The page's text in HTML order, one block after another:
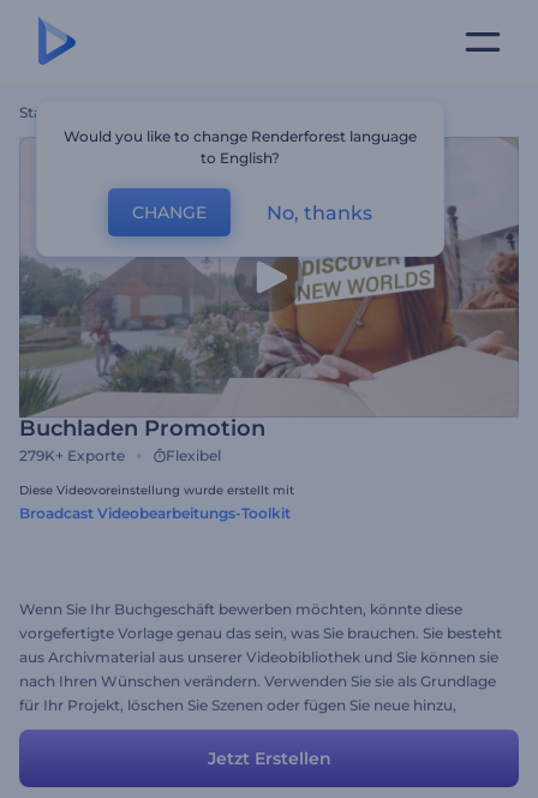
Startseite
Buchladen Promotion
279K+ Exporte Flexibel
Diese Videovoreinstellung wurde erstellt mit
Broadcast Videobearbeitungs-Toolkit
Wenn Sie Ihr Buchgeschäft bewerben möchten, könnte diese
vorgefertigte Vorlage genau das sein, was Sie brauchen. Sie besteht
aus Archivmaterial aus unserer Videobibliothek und Sie können sie
nach Ihren Wünschen verändern. Verwenden Sie sie als Grundlage
für Ihr Projekt, löschen Sie Szenen oder fügen Sie neue hinzu,
ändern Sie Stil und Farben. Sie können eine tolle Anzeige erstellen
und Ihr Buchgeschäft bestmöglich bewerben.
Jetzt Erstellen
Would you like to change Renderforest language
to English?
CHANGE No, thanks